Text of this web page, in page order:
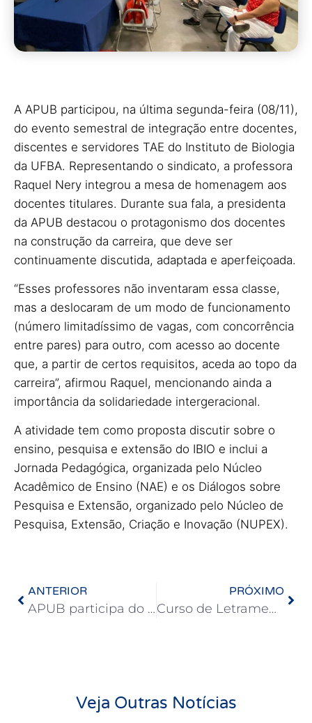
A APUB participou, na última segunda-feira (08/11),
do evento semestral de integração entre docentes,
discentes e servidores TAE do Instituto de Biologia
da UFBA. Representando o sindicato, a professora
Raquel Nery integrou a mesa de homenagem aos
docentes titulares. Durante sua fala, a presidenta
da APUB destacou o protagonismo dos docentes
na construção da carreira, que deve ser
continuamente discutida, adaptada e aperfeiçoada.
“Esses professores não inventaram essa classe,
mas a deslocaram de um modo de funcionamento
(número limitadíssimo de vagas, com concorrência
entre pares) para outro, com acesso ao docente
que, a partir de certos requisitos, aceda ao topo da
carreira”, afirmou Raquel, mencionando ainda a
importância da solidariedade intergeracional.
A atividade tem como proposta discutir sobre o
ensino, pesquisa e extensão do IBIO e inclui a
Jornada Pedagógica, organizada pelo Núcleo
Acadêmico de Ensino (NAE) e os Diálogos sobre
Pesquisa e Extensão, organizado pelo Núcleo de
Pesquisa, Extensão, Criação e Inovação (NUPEX).
ANTERIOR
APUB participa do VIII Seminário Integrativo do IMRS/UFBA e do III Encontro Internacional de Arquivos, Bibliotecas e Museus
PRÓXIMO
Curso de Letramento Antirracista da APUB traz aula sobre Branquitude com Waneska Cunha
Veja Outras Notícias